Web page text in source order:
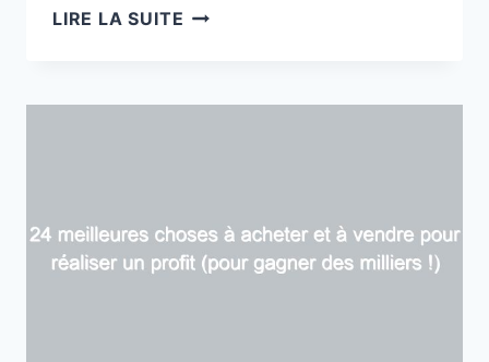
LIRE LA SUITE 10
GRATUIT
RAPIDEMENT